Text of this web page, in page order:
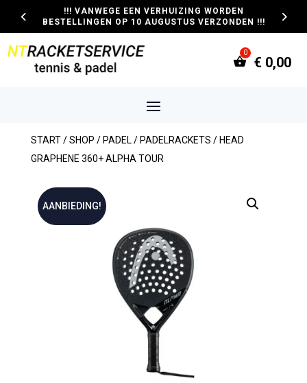
!!! VANWEGE EEN VERHUIZING WORDEN
BESTELLINGEN OP 10 AUGUSTUS VERZONDEN !!!
€ 0,00
START/SHOP / PADEL / PADELRACKETS / HEAD
GRAPHENE 360+ ALPHA TOUR
AANBIEDING!